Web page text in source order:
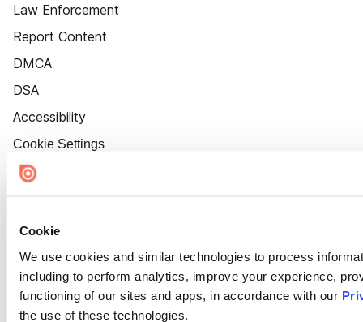
Cookie
We use cookies and similar technologies to process
including to perform analytics, improve your experience,
functioning of our sites and apps, in accordance with our
the use of these technologies.
Law Enforcement
Report Content
DMCA
DSA
Accessibility
Cookie Settings